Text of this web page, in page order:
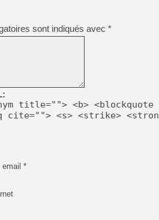
[GK] Le beat'em up The
[GK] Endless Legend 2 :
[LS] [PS5] Le WebKit
[GK] Oubliez Crazy Taxi,
[LS] [Switch] NSZ 5.0.0
sont indiqués avec *
title=""> <b> <blockquote
cite=""> <s> <strike>
email *